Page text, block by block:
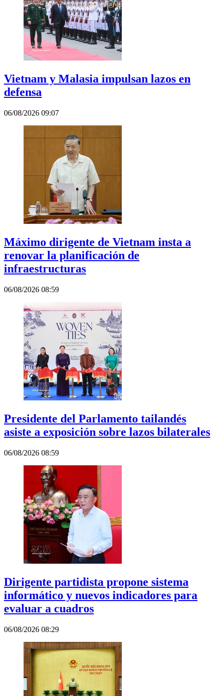
Vietnam y Malasia impulsan lazos en
defensa
06/08/2026 09:07
Máximo dirigente de Vietnam insta a
renovar la planificación de
infraestructuras
06/08/2026 08:59
Presidente del Parlamento tailandés
asiste a exposición sobre lazos bilaterales
06/08/2026 08:59
Dirigente partidista propone sistema
informático y nuevos indicadores para
evaluar a cuadros
06/08/2026 08:29